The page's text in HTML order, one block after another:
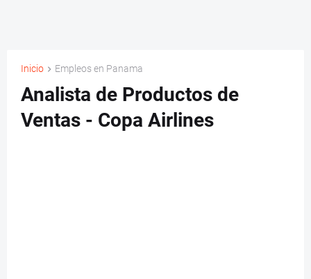
Inicio Empleos en Panama
Analista de Productos de
Ventas - Copa Airlines